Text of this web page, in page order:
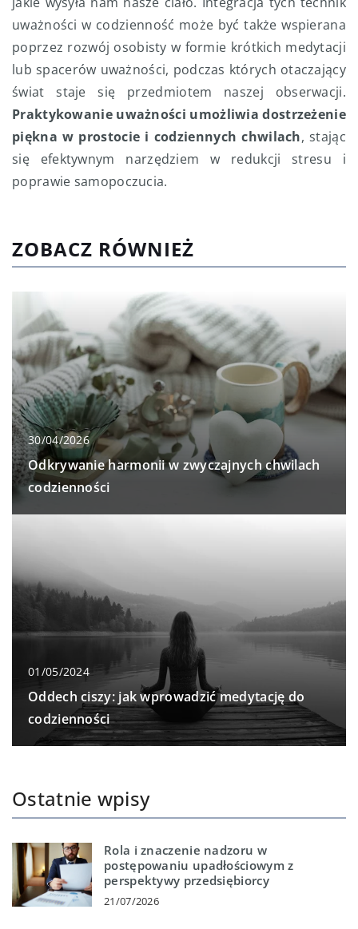
uważności w codzienność może być także wspierana
poprzez rozwój osobisty w formie krótkich medytacji
lub spacerów uważności, podczas których otaczający
świat staje się przedmiotem naszej obserwacji.
Praktykowanie uważności umożliwia dostrzeżenie
piękna w prostocie i codziennych chwilach, stając
się efektywnym narzędziem w redukcji stresu i
poprawie samopoczucia.
ZOBACZ RÓWNIEŻ
30/04/2026
Odkrywanie harmonii w zwyczajnych chwilach
codzienności
01/05/2024
Oddech ciszy: jak wprowadzić medytację do
codzienności
Ostatnie wpisy
Rola i znaczenie nadzoru w
postępowaniu upadłościowym z
perspektywy przedsiębiorcy
21/07/2026